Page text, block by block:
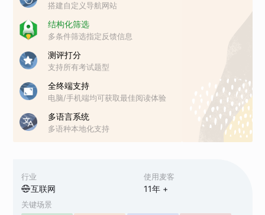
行业
互联网
使用麦客
11年 +
关键场景
搭建自定义导航网站
结构化筛选
多条件筛选指定反馈信息
测评打分
支持所有考试题型
全终端支持
电脑/手机端均可获取最佳阅读体验
多语言系统
多语种本地化支持